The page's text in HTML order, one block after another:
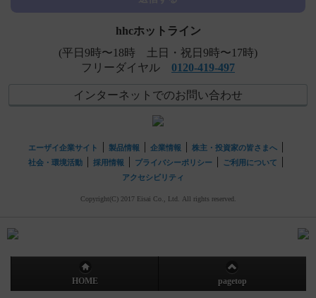
hhcホットライン
(平日9時〜18時 土日・祝日9時〜17時)
フリーダイヤル 0120-419-497
インターネットでのお問い合わせ
エーザイ企業サイト 製品情報 企業情報
株主・投資家の皆さまへ
社会・環境活動
採用情報 プライバシーポリシー
ご利用について
アクセシビリティ
Copyright(C) 2017 Eisai Co., Ltd. All rights reserved.
HOME pagetop